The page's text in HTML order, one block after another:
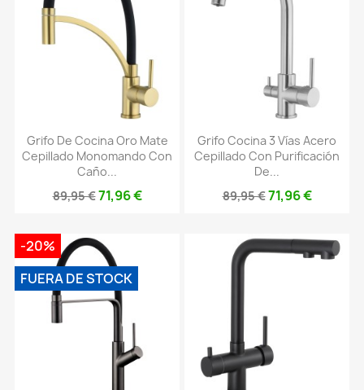
Grifo De Cocina Oro Mate
Cepillado Monomando Con
Caño...
89,95 €71,96 €
Grifo Cocina 3 Vías Acero
Cepillado Con Purificación
De...
89,95 €71,96 €
-20%
FUERA DE STOCK